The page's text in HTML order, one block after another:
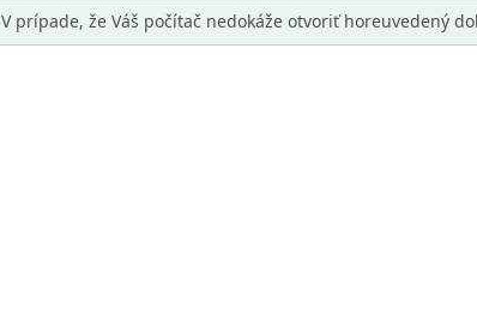
V prípade, že Váš počítač nedokáže otvoriť horeuvedený